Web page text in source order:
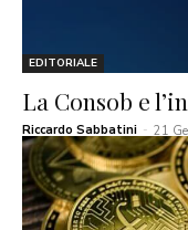
EDITORIALE
La Consob e
Riccardo Sabbatini - 21